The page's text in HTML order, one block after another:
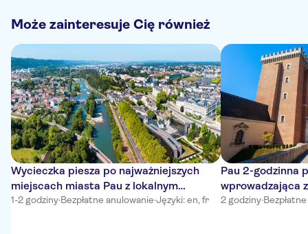
Może zainteresuje Cię również
Wycieczka piesza po najważniejszych
miejscach miasta Pau z lokalnym
przewodnikiem
1-2 godziny·Bezpłatne anulowanie·Języki: en, fr
Pau 2-godzinna
wprowadzająca
przewodnikiem
2 godziny·